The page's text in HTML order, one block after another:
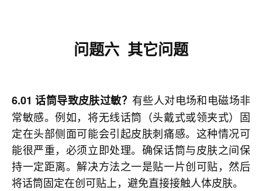
问题六 其它问题
6.01 话筒导致皮肤过敏？ 有些人对电场和电磁场非
常敏感。例如，将无线话筒（头戴式或领夹式）固
定在头部侧面可能会引起皮肤刺痛感。这种情况可
能很严重，必须立即处理。确保话筒与皮肤之间保
持一定距离。解决方法之一是贴一片创可贴，然后
将话筒固定在创可贴上，避免直接接触人体皮肤。